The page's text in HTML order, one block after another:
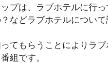
プは、ラブホテルに行
などラブホテルについ
てもらうことによりラ
組です。